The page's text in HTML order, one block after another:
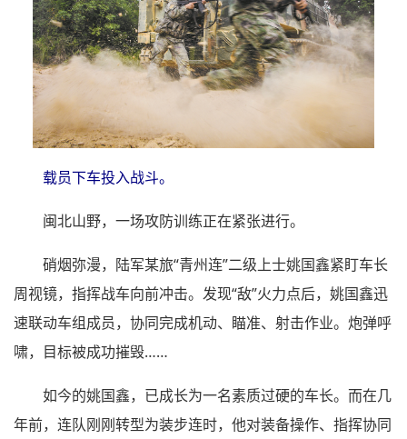
载员下车投入战斗。
闽北山野，一场攻防训练正在紧张进行。
硝烟弥漫，陆军某旅“青州连”二级上士姚国鑫紧盯车长
周视镜，指挥战车向前冲击。发现“敌”火力点后，姚国鑫迅
速联动车组成员，协同完成机动、瞄准、射击作业。炮弹呼
啸，目标被成功摧毁……
如今的姚国鑫，已成长为一名素质过硬的车长。而在几
年前，连队刚刚转型为装步连时，他对装备操作、指挥协同